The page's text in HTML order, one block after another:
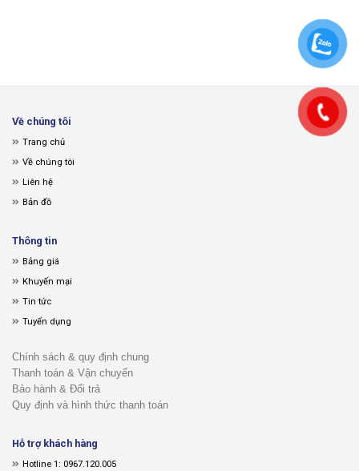
Về chúng tôi
Trang chủ
Về chúng tôi
Liên hệ
Bản đồ
Thông tin
Bảng giá
Khuyến mại
Tin tức
Tuyển dụng
Chính sách & quy định chung
Thanh toán & Vận chuyển
Bảo hành & Đổi trả
Quy định và hình thức thanh toán
Hỗ trợ khách hàng
Hotline 1: 0967.120.005